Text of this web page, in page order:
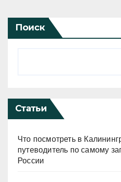
Поиск
Статьи
Что посмотреть в
путеводитель по самому
России